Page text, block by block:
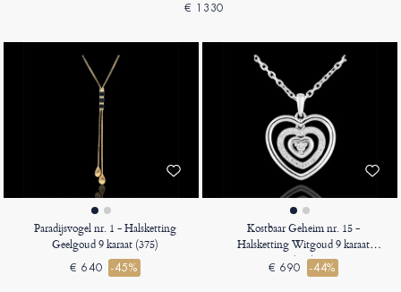
€ 1330
Paradijsvogel nr. 1 - Halsketting
Geelgoud 9 karaat (375)
€ 640 -45%
Kostbaar Geheim nr. 15 -
Halsketting Witgoud 9 karaat
(375)
€ 690 -44%